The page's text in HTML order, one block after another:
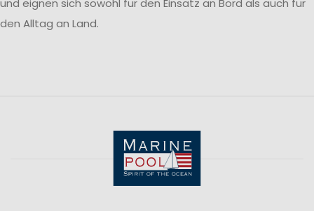
den Alltag an Land.